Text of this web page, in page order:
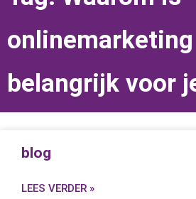
onlinemarketing
belangrijk voor
blog
LEES VERDER »